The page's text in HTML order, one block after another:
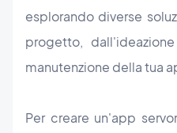
esplorando diverse
progetto,
manutenzione della tua
Per creare un'app